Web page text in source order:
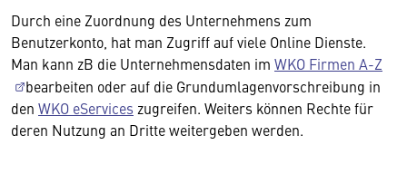
Durch eine Zuordnung des Unternehmens zum
Benutzerkonto, hat man Zugriff auf viele Online Dienste.
Man kann zB die Unternehmensdaten im WKO Firmen A-Z
bearbeiten oder auf die Grundumlagenvorschreibung in
den WKO eServices zugreifen. Weiters können Rechte für
deren Nutzung an Dritte weitergeben werden.